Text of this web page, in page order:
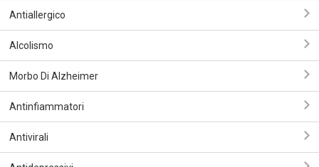
Antiallergico
Alcolismo
Morbo Di Alzheimer
Antinfiammatori
Antivirali